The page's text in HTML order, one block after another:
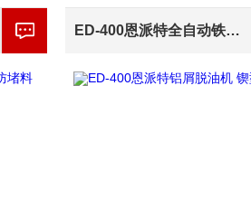
ED-400恩派特全自动铁屑脱油机 干燥率高